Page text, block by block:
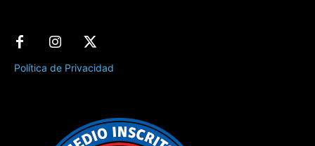
Política de Privacidad